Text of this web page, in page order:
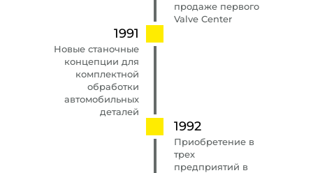
продаже первого
Valve Center
1991
Новые станочные
концепции для
комплектной
обработки
автомобильных
деталей
1992
Приобретение в
трех
предприятий в